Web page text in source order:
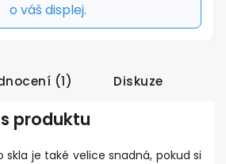
o váš displej.
(1) Diskuze
produktu
skla je také velice snadná, pokud si